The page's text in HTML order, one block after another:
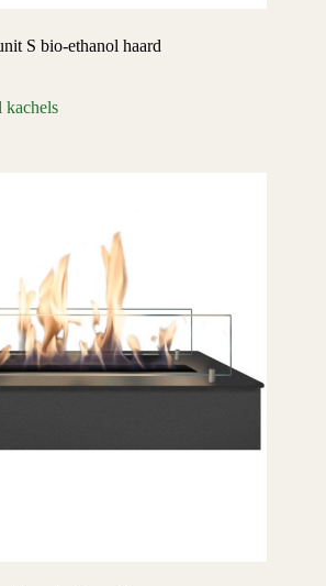
S bio-ethanol haard
kachels